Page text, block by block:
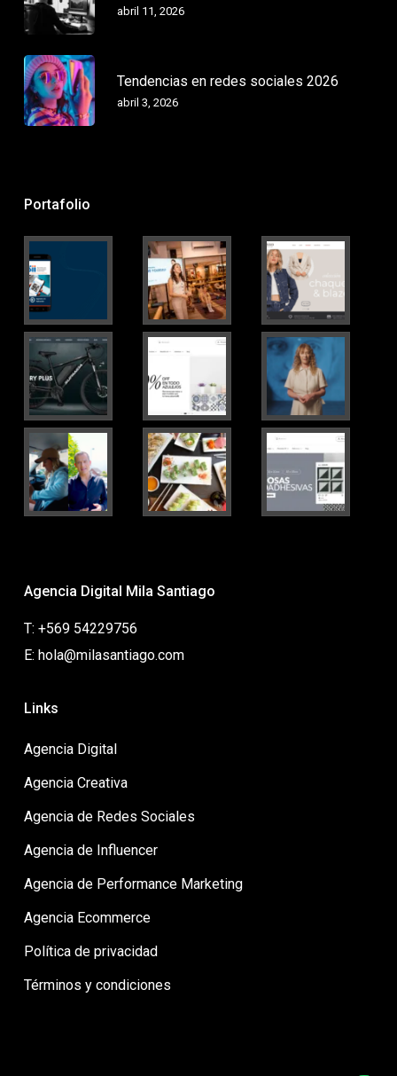
abril 11, 2026
Tendencias en redes sociales 2026
abril 3, 2026
Portafolio
Agencia Digital Mila Santiago
T: +569 54229756
E: hola@milasantiago.com
Links
Agencia Digital
Agencia Creativa
Agencia de Redes Sociales
Agencia de Influencer
Agencia de Performance Marketing
Agencia Ecommerce
Política de privacidad
Términos y condiciones